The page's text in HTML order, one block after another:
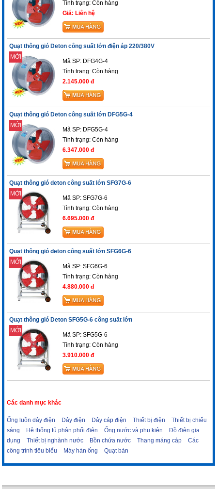
Tình trạng:Còn hàng
Giá: Liên hệ
Quạt thông gió Deton công suất lớn điện áp 220/380V
MỚI
Mã SP: DFG4G-4
Tình trạng:Còn hàng
2.145.000 đ
Quạt thông gió Deton công suất lớn DFG5G-4
MỚI
Mã SP: DFG5G-4
Tình trạng:Còn hàng
6.347.000 đ
Quạt thông gió deton công suất lớn SFG7G-6
MỚI
Mã SP: SFG7G-6
Tình trạng:Còn hàng
6.695.000 đ
Quạt thông gió deton công suất lớn SFG6G-6
MỚI
Mã SP: SFG6G-6
Tình trạng:Còn hàng
4.880.000 đ
Quạt thông gió Deton SFG5G-6 công suất lớn
MỚI
Mã SP: SFG5G-6
Tình trạng:Còn hàng
3.910.000 đ
Các danh mục khác
Ống luồn dây điện Dây điện Dây cáp điện Thiết bị điện
Thiết bị chiếu
sáng
Hệ thống tủ phân phối điện Ống nước và phụ kiện
Đồ điện gia
dụng
Thiết bị nghành nước Bồn chứa nước Thang máng cáp
Các
công trình tiêu biểu
Máy hàn ống Quạt bàn